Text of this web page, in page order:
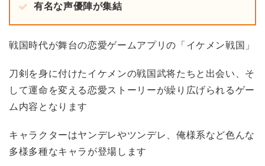
有名な声優陣が集結
戦国時代が舞台の恋愛ゲームアプリの「イケメン戦国」
刀剣を身に付けたイケメンの戦国武将たちと出会い、そ
して運命を変える恋愛ストーリーが繰り広げられるゲー
ム内容となります
キャラクターはヤンデレやツンデレ、俺様系など色んな
多様多種なキャラが登場します